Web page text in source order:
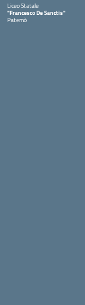
Liceo Statale
"Francesco De Sanctis"
Paternò